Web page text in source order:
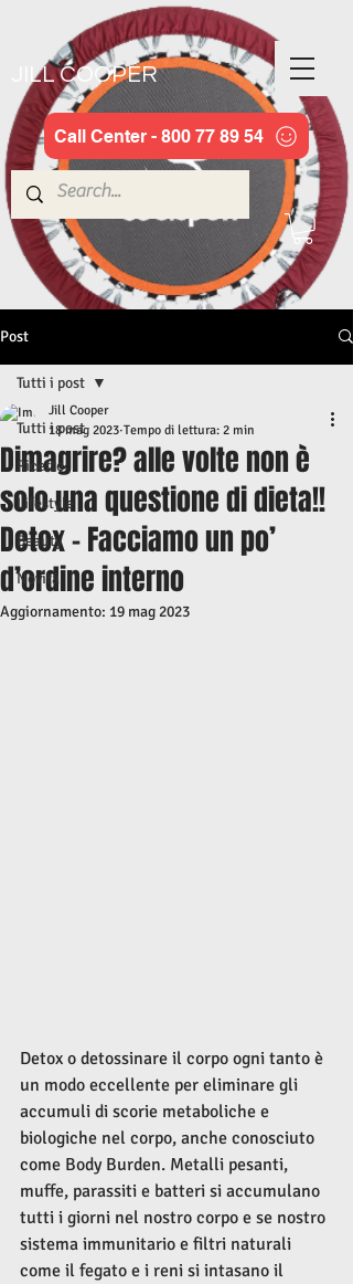
JILL COOPER
Call Center - 800 77 89 54
Post
Tutti i post
Ricette
Lifestyle
Beauty
Novità
Tutti i post
Dimagrire? alle volte non è
solo una questione di dieta!!
Detox - Facciamo un po’
d’ordine interno
Jill Cooper
18 mag 2023 Tempo di lettura: 2 min
Aggiornamento: 19 mag 2023
Detox o detossinare il corpo ogni tanto è
un modo eccellente per eliminare gli
accumuli di scorie metaboliche e
biologiche nel corpo, anche conosciuto
come Body Burden. Metalli pesanti,
muffe, parassiti e batteri si accumulano
tutti i giorni nel nostro corpo e se nostro
sistema immunitario e filtri naturali
come il fegato e i reni si intasano il